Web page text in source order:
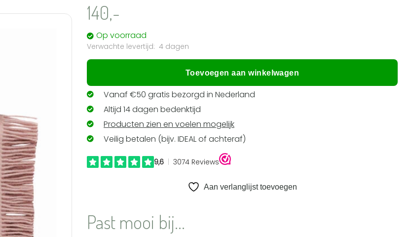
140,-
Op voorraad
4 dagen
Toevoegen aan winkelwagen
Vanaf €50 gratis bezorgd in Nederland
Altijd 14 dagen bedenktijd
Producten zien en voelen mogelijk
Veilig betalen (bijv. IDEAL of achteraf)
Aan verlanglijst toevoegen
Past mooi bij...